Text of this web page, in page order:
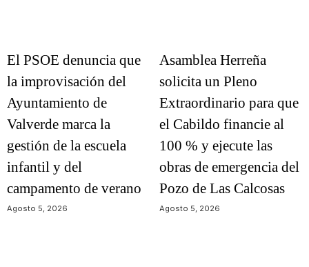
El PSOE denuncia que
la improvisación del
Ayuntamiento de
Valverde marca la
gestión de la escuela
infantil y del
campamento de verano
Agosto 5, 2026
Asamblea Herreña
solicita un Pleno
Extraordinario para que
el Cabildo financie al
100 % y ejecute las
obras de emergencia del
Pozo de Las Calcosas
Agosto 5, 2026